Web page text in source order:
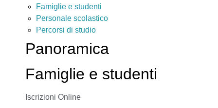
Famiglie e studenti
Personale scolastico
Percorsi di studio
Panoramica
Famiglie e studenti
Iscrizioni Online